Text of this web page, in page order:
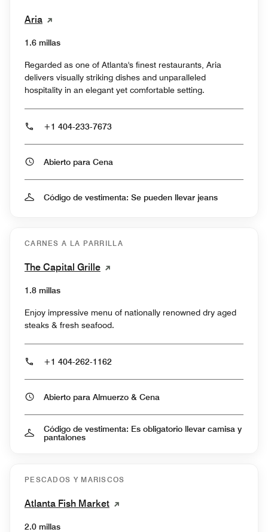
Aria
1.6 millas
Regarded as one of Atlanta's finest restaurants, Aria
delivers visually striking dishes and unparalleled
hospitality in an elegant yet comfortable setting.
+1 404-233-7673
Abierto para Cena
Código de vestimenta: Se pueden llevar jeans
CARNES A LA PARRILLA
The Capital Grille
1.8 millas
Enjoy impressive menu of nationally renowned dry aged
steaks & fresh seafood.
+1 404-262-1162
Abierto para Almuerzo & Cena
Código de vestimenta: Es obligatorio llevar camisa y
pantalones
PESCADOS Y MARISCOS
Atlanta Fish Market
2.0 millas